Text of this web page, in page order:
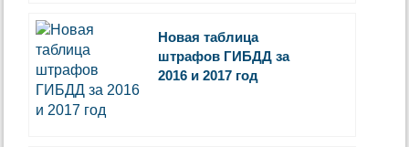
Новая таблица
штрафов ГИБДД за
2016 и 2017 год